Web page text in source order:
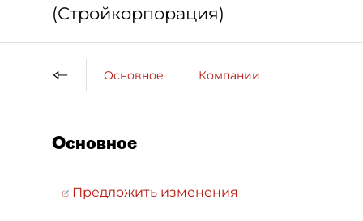
(Стройкорпорация)
Основное Компании
Основное
Предложить изменения